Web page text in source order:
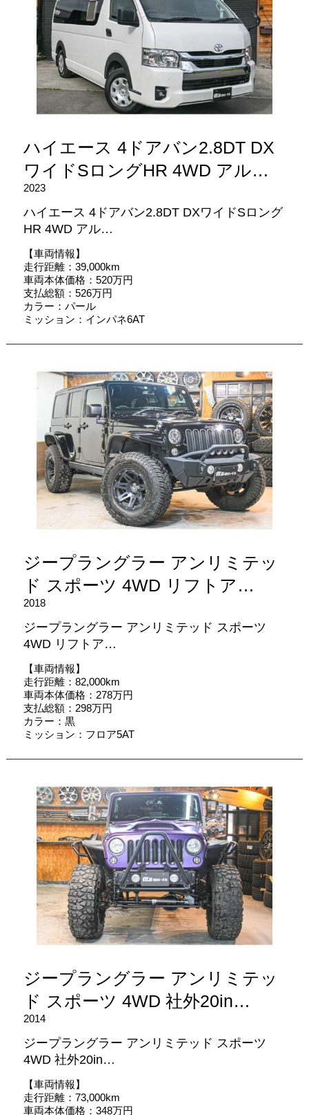
ハイエース 4ドアバン2.8DT DX
ワイドSロングHR 4WD アル…
2023
ハイエース 4ドアバン2.8DT DXワイドSロング
HR 4WD アル…
【車両情報】
走行距離：39,000km
車両本体価格：520万円
支払総額：526万円
カラー：パール
ミッション：インパネ6AT
ジープラングラー アンリミテッ
ド スポーツ 4WD リフトア…
2018
ジープラングラー アンリミテッド スポーツ
4WD リフトア…
【車両情報】
走行距離：82,000km
車両本体価格：278万円
支払総額：298万円
カラー：黒
ミッション：フロア5AT
ジープラングラー アンリミテッ
ド スポーツ 4WD 社外20in…
2014
ジープラングラー アンリミテッド スポーツ
4WD 社外20in…
【車両情報】
走行距離：73,000km
車両本体価格：348万円